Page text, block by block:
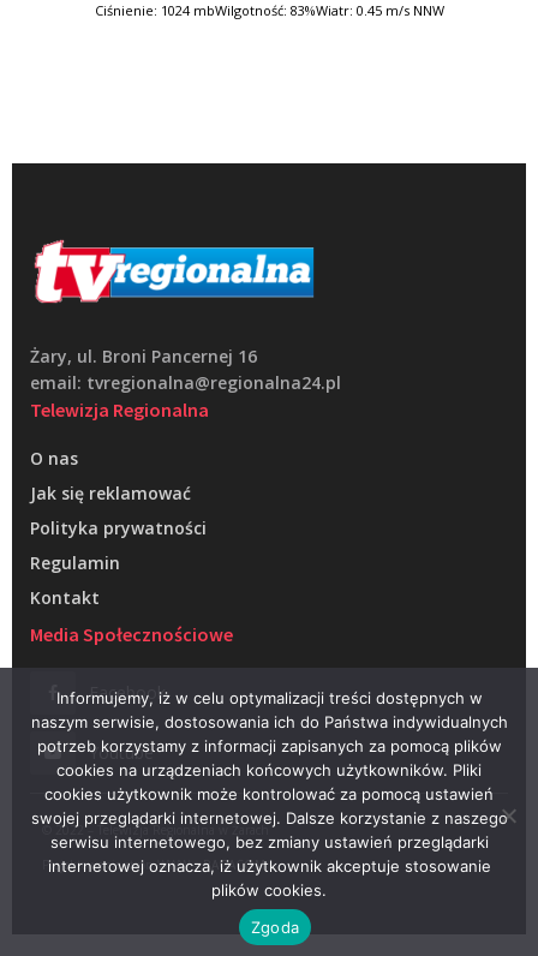
Ciśnienie: 1024 mbWilgotność: 83%Wiatr: 0.45 m/s NNW
Żary, ul. Broni Pancernej 16
email: tvregionalna@regionalna24.pl
Telewizja Regionalna
O nas
Jak się reklamować
Polityka prywatności
Regulamin
Kontakt
Media Społecznościowe
Facebook
Youtube
© 2022 – Telewizja Regionalna w Żarach
Projektowanie stron WWW –RAGACOM
Informujemy, iż w celu optymalizacji treści dostępnych w
naszym serwisie, dostosowania ich do Państwa indywidualnych
potrzeb korzystamy z informacji zapisanych za pomocą plików
cookies na urządzeniach końcowych użytkowników. Pliki
cookies użytkownik może kontrolować za pomocą ustawień
swojej przeglądarki internetowej. Dalsze korzystanie z naszego
serwisu internetowego, bez zmiany ustawień przeglądarki
internetowej oznacza, iż użytkownik akceptuje stosowanie
plików cookies.
Zgoda